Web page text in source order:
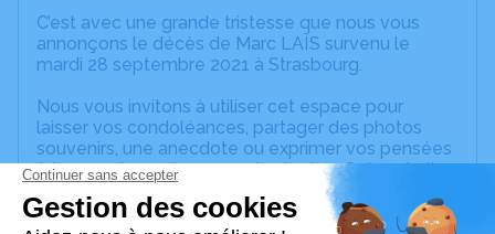
C’est avec une grande tristesse que nous vous
annonçons le décès de Marc LAÏS survenu le
mardi 28 septembre 2021 à Strasbourg.
Nous vous invitons à utiliser cet espace pour
laisser vos condoléances, partager des photos
souvenirs, une anecdote ou exprimer vos pensées
à travers des poèmes ou des textes. Cet endroit
est un lieu d'expression dédié à honorer la
mémoire de Marc LAÏS.